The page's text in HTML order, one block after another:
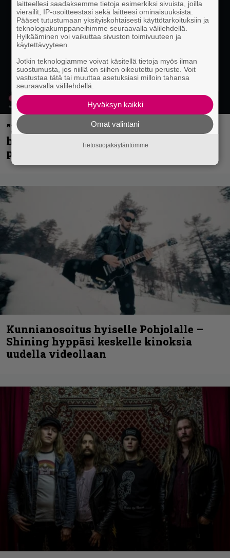
”Mitalini näyttää ihan plektralta” –
huippu-uimari jamittelee Megadethiä
palkinnollaan
Kunnianosoitus hyiselle Pohjolalle –
Shining hyppäsi keskelle kinoksia
uudella videollaan
laitteellesi saadaksemme tietoja esimerkiksi sivuista, joilla
vierailit, IP-osoitteestasi sekä laitteesi ominaisuuksista.
Pääset tutustumaan yksityiskohtaisesti käyttötarkoituksiin ja
teknologiakumppaneihimme seuraavalla välilehdellä.
Hylkääminen voi vaikuttaa sivuston toimivuuteen ja
käytettävyyteen.
Jotkin teknologiamme voivat käsitellä tietoja myös ilman
suostumusta, jos niillä on siihen oikeutettu peruste. Voit
vastustaa tätä tai muuttaa asetuksiasi milloin tahansa
seuraavalla välilehdellä.
Hyväksyn kaikki
Omat valintani
Tietosuojakäytäntömme